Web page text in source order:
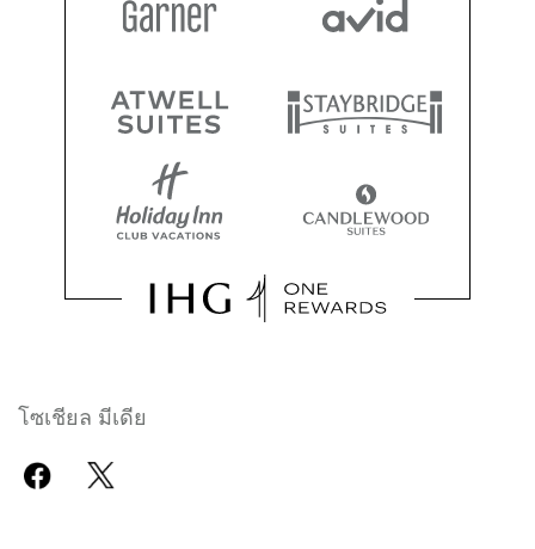
โซเชียล มีเดีย